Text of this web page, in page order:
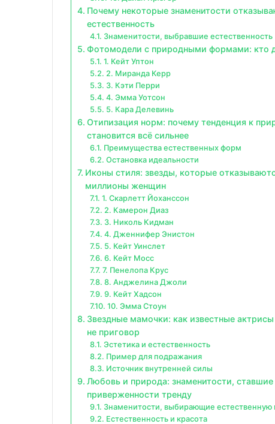
Почему некоторые знаменитости
естественность
Знаменитости, выбравшие естественность
Фотомодели с природными формами: кто
1. Кейт Уптон
2. Миранда Керр
3. Кэти Перри
4. Эмма Уотсон
5. Кара Делевинь
Отипизация норм: почему тенденция к
становится всё сильнее
Преимущества естественных форм
Остановка идеальности
Иконы стиля: звезды, которые
миллионы женщин
1. Скарлетт Йоханссон
2. Камерон Диаз
3. Николь Кидман
4. Дженнифер Энистон
5. Кейт Уинслет
6. Кейт Мосс
7. Пенелопа Крус
8. Анджелина Джоли
9. Кейт Хадсон
10. Эмма Стоун
Звездные мамочки: как известные
не приговор
Эстетика и естественность
Пример для подражания
Источник внутренней силы
Любовь и природа: знаменитости,
приверженности тренду
Знаменитости, выбирающие естественную
Естественность и красота